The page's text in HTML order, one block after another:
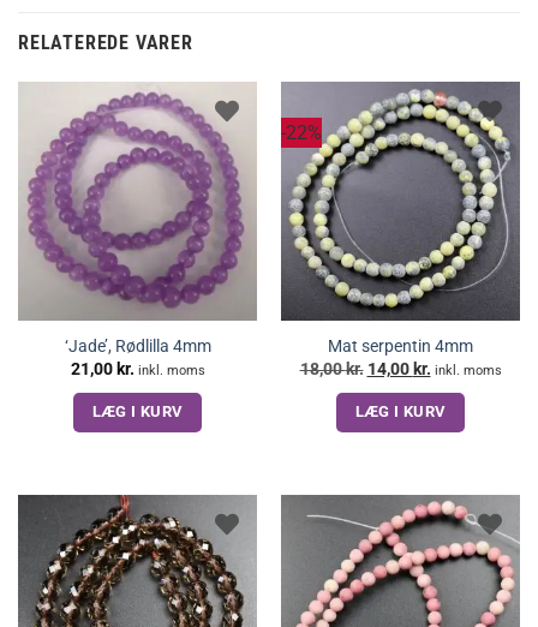
RELATEREDE VARER
‘Jade’, Rødlilla 4mm
21,00 kr. inkl. moms
LÆG I KURV
-22%
Mat serpentin 4mm
18,00kr. Den
oprindelige
pris
var:
18,00 kr..
14,00 kr. Den
aktuelle
pris
er:
14,00 kr..
inkl. moms
LÆG I KURV